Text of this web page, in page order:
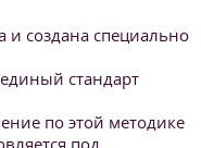
и создана специально
стандарт
по этой методике
под